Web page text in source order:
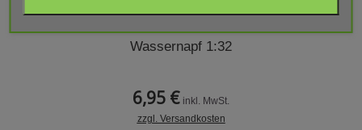
Wassernapf 1:32
6,95 € inkl. MwSt.
zzgl. Versandkosten